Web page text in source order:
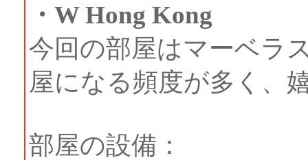
・W Hong Kong
今回の部屋はマーベラ
屋になる頻度が多く、
部屋の設備：